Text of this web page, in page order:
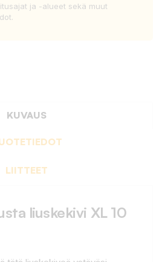
ja -alueet sekä muut
KUVAUS
LIITTEET
liuskekivi XL 10